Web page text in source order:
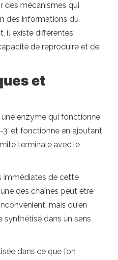
des mécanismes qui
des informations du
il existe différentes
de reproduire et de
et
enzyme qui fonctionne
3' et fonctionne en ajoutant
terminale avec le
immédiates de cette
des chaînes peut être
mais qu'en
dans un sens
dans ce que l'on